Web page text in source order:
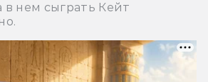
нем сыграть Кейт